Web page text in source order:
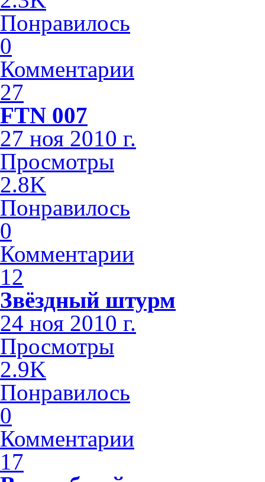
Понравилось
0
Комментарии
27
FTN 007
27 ноя 2010 г.
Просмотры
2.8K
Понравилось
0
Комментарии
12
Звёздн­ый штурм
24 ноя 2010 г.
Просмотры
2.9K
Понравилось
0
Комментарии
17